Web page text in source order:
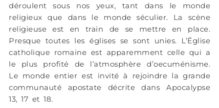
déroulent sous nos yeux, tant dans le monde
religieux que dans le monde séculier. La scène
religieuse est en train de se mettre en place.
Presque toutes les églises se sont unies. L’Église
catholique romaine est apparemment celle qui a
le plus profité de l’atmosphère d’oecuménisme.
Le monde entier est invité à rejoindre la grande
communauté apostate décrite dans Apocalypse
13, 17 et 18.